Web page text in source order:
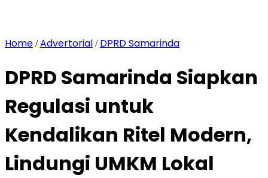
Home /Advertorial / DPRD Samarinda
DPRD Samarinda Siapkan
Regulasi untuk
Kendalikan Ritel Modern,
Lindungi UMKM Lokal